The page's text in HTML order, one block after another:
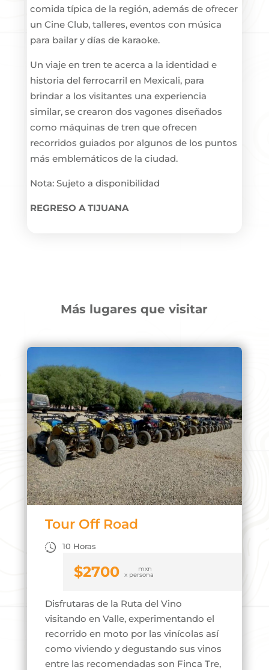
comida típica de la región, además de ofrecer
un Cine Club, talleres, eventos con música
para bailar y días de karaoke.
Un viaje en tren te acerca a la identidad e
historia del ferrocarril en Mexicali, para
brindar a los visitantes una experiencia
similar, se crearon dos vagones diseñados
como máquinas de tren que ofrecen
recorridos guiados por algunos de los puntos
más emblemáticos de la ciudad.
Nota: Sujeto a disponibilidad
REGRESO A TIJUANA
Más lugares que visitar
Tour Off Road
Disfrutaras de la Ruta del Vino
visitando en Valle, experimentando el
recorrido en moto por las vinícolas así
como viviendo y degustando sus vinos
entre las recomendadas son Finca Tre,
$2700
10 Horas